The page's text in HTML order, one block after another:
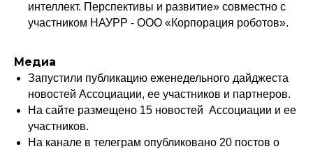
интеллект. Перспективы и развитие» совместно с
участником НАУРР - ООО «Корпорация роботов».
Медиа
Запустили публикацию еженедельного дайджеста
новостей Ассоциации, ее участников и партнеров.
На сайте размещено 15 новостей Ассоциации и ее
участников.
На канале в телеграм опубликовано 20 постов о
© 2015-2026 НАУРР. Все права защищены. При использовании материалов
ссылка на ROBOTUNION.RU — обязательна